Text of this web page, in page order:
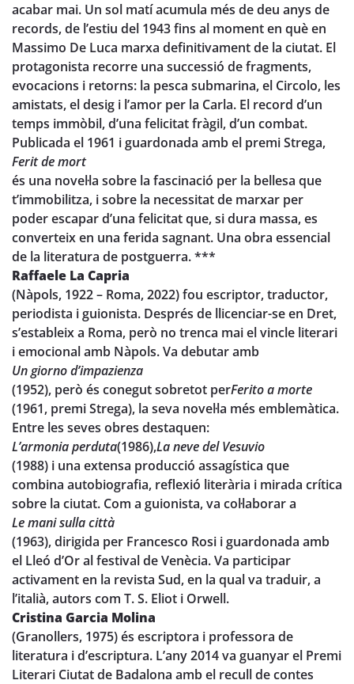
acabar mai. Un sol matí acumula més de deu anys de
records, de l’estiu del 1943 fins al moment en què en
Massimo De Luca marxa definitivament de la ciutat. El
protagonista recorre una successió de fragments,
evocacions i retorns: la pesca submarina, el Circolo, les
amistats, el desig i l’amor per la Carla. El record d’un
temps immòbil, d’una felicitat fràgil, d’un combat.
Publicada el 1961 i guardonada amb el premi Strega,
Ferit de mort
és una novel·la sobre la fascinació per la bellesa que
t’immobilitza, i sobre la necessitat de marxar per
poder escapar d’una felicitat que, si dura massa, es
converteix en una ferida sagnant. Una obra essencial
de la literatura de postguerra. ***
Raffaele La Capria
(Nàpols, 1922 – Roma, 2022) fou escriptor, traductor,
periodista i guionista. Després de llicenciar-se en Dret,
s’estableix a Roma, però no trenca mai el vincle literari
i emocional amb Nàpols. Va debutar amb
Un giorno d’impazienza
(1952), però és conegut sobretot perFerito a morte
(1961, premi Strega), la seva novel·la més emblemàtica.
Entre les seves obres destaquen:
L’armonia perduta(1986),La neve del Vesuvio
(1988) i una extensa producció assagística que
combina autobiografia, reflexió literària i mirada crítica
sobre la ciutat. Com a guionista, va col·laborar a
Le mani sulla città
(1963), dirigida per Francesco Rosi i guardonada amb
el Lleó d’Or al festival de Venècia. Va participar
activament en la revista Sud, en la qual va traduir, a
l’italià, autors com T. S. Eliot i Orwell.
Cristina Garcia Molina
(Granollers, 1975) és escriptora i professora de
literatura i d’escriptura. L’any 2014 va guanyar el Premi
Literari Ciutat de Badalona amb el recull de contes